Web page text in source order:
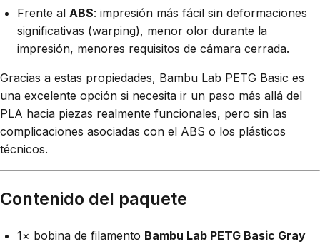
Frente al ABS: impresión más fácil sin deformaciones
significativas (warping), menor olor durante la
impresión, menores requisitos de cámara cerrada.
Gracias a estas propiedades, Bambu Lab PETG Basic es
una excelente opción si necesita ir un paso más allá del
PLA hacia piezas realmente funcionales, pero sin las
complicaciones asociadas con el ABS o los plásticos
técnicos.
Contenido del paquete
1× bobina de filamento Bambu Lab PETG Basic Gray